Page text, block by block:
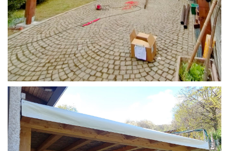
STRUTTURA CAMPER